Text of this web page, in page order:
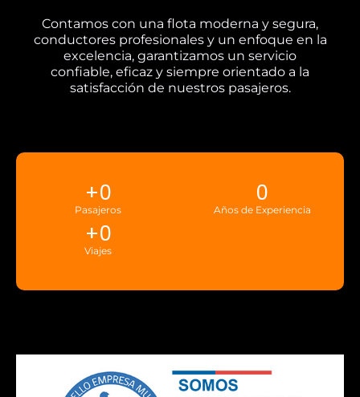
Contamos con una flota moderna y segura,
conductores profesionales y un enfoque en la
excelencia, garantizamos un servicio
confiable, eficaz y siempre orientado a la
satisfacción de nuestros pasajeros.
Pasajeros
+0
Años de Experiencia
0
Viajes
+0